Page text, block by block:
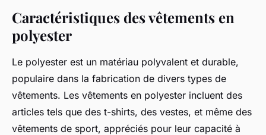
Caractéristiques des vêtements en
polyester
Le polyester est un matériau polyvalent et durable,
populaire dans la fabrication de divers types de
vêtements. Les vêtements en polyester incluent des
articles tels que des t-shirts, des vestes, et même des
vêtements de sport, appréciés pour leur capacité à